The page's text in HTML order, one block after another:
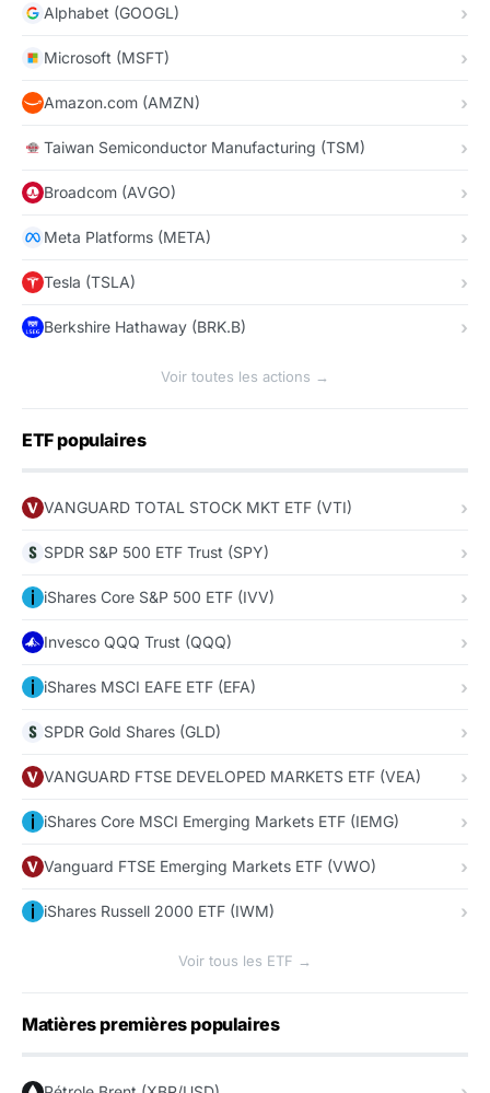
Alphabet (GOOGL)
Microsoft (MSFT)
Amazon.com (AMZN)
Taiwan Semiconductor Manufacturing (TSM)
Broadcom (AVGO)
Meta Platforms (META)
Tesla (TSLA)
Berkshire Hathaway (BRK.B)
Voir toutes les actions →
ETF populaires
VANGUARD TOTAL STOCK MKT ETF (VTI)
SPDR S&P 500 ETF Trust (SPY)
iShares Core S&P 500 ETF (IVV)
Invesco QQQ Trust (QQQ)
iShares MSCI EAFE ETF (EFA)
SPDR Gold Shares (GLD)
VANGUARD FTSE DEVELOPED MARKETS ETF (VEA)
iShares Core MSCI Emerging Markets ETF (IEMG)
Vanguard FTSE Emerging Markets ETF (VWO)
iShares Russell 2000 ETF (IWM)
Voir tous les ETF →
Matières premières populaires